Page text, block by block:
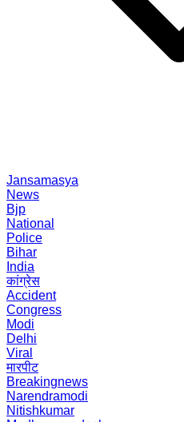
Jansamasya
News
Bjp
National
Police
Bihar
India
कांग्रेस
Accident
Congress
Modi
Delhi
Viral
मारपीट
Breakingnews
Narendramodi
Nitishkumar